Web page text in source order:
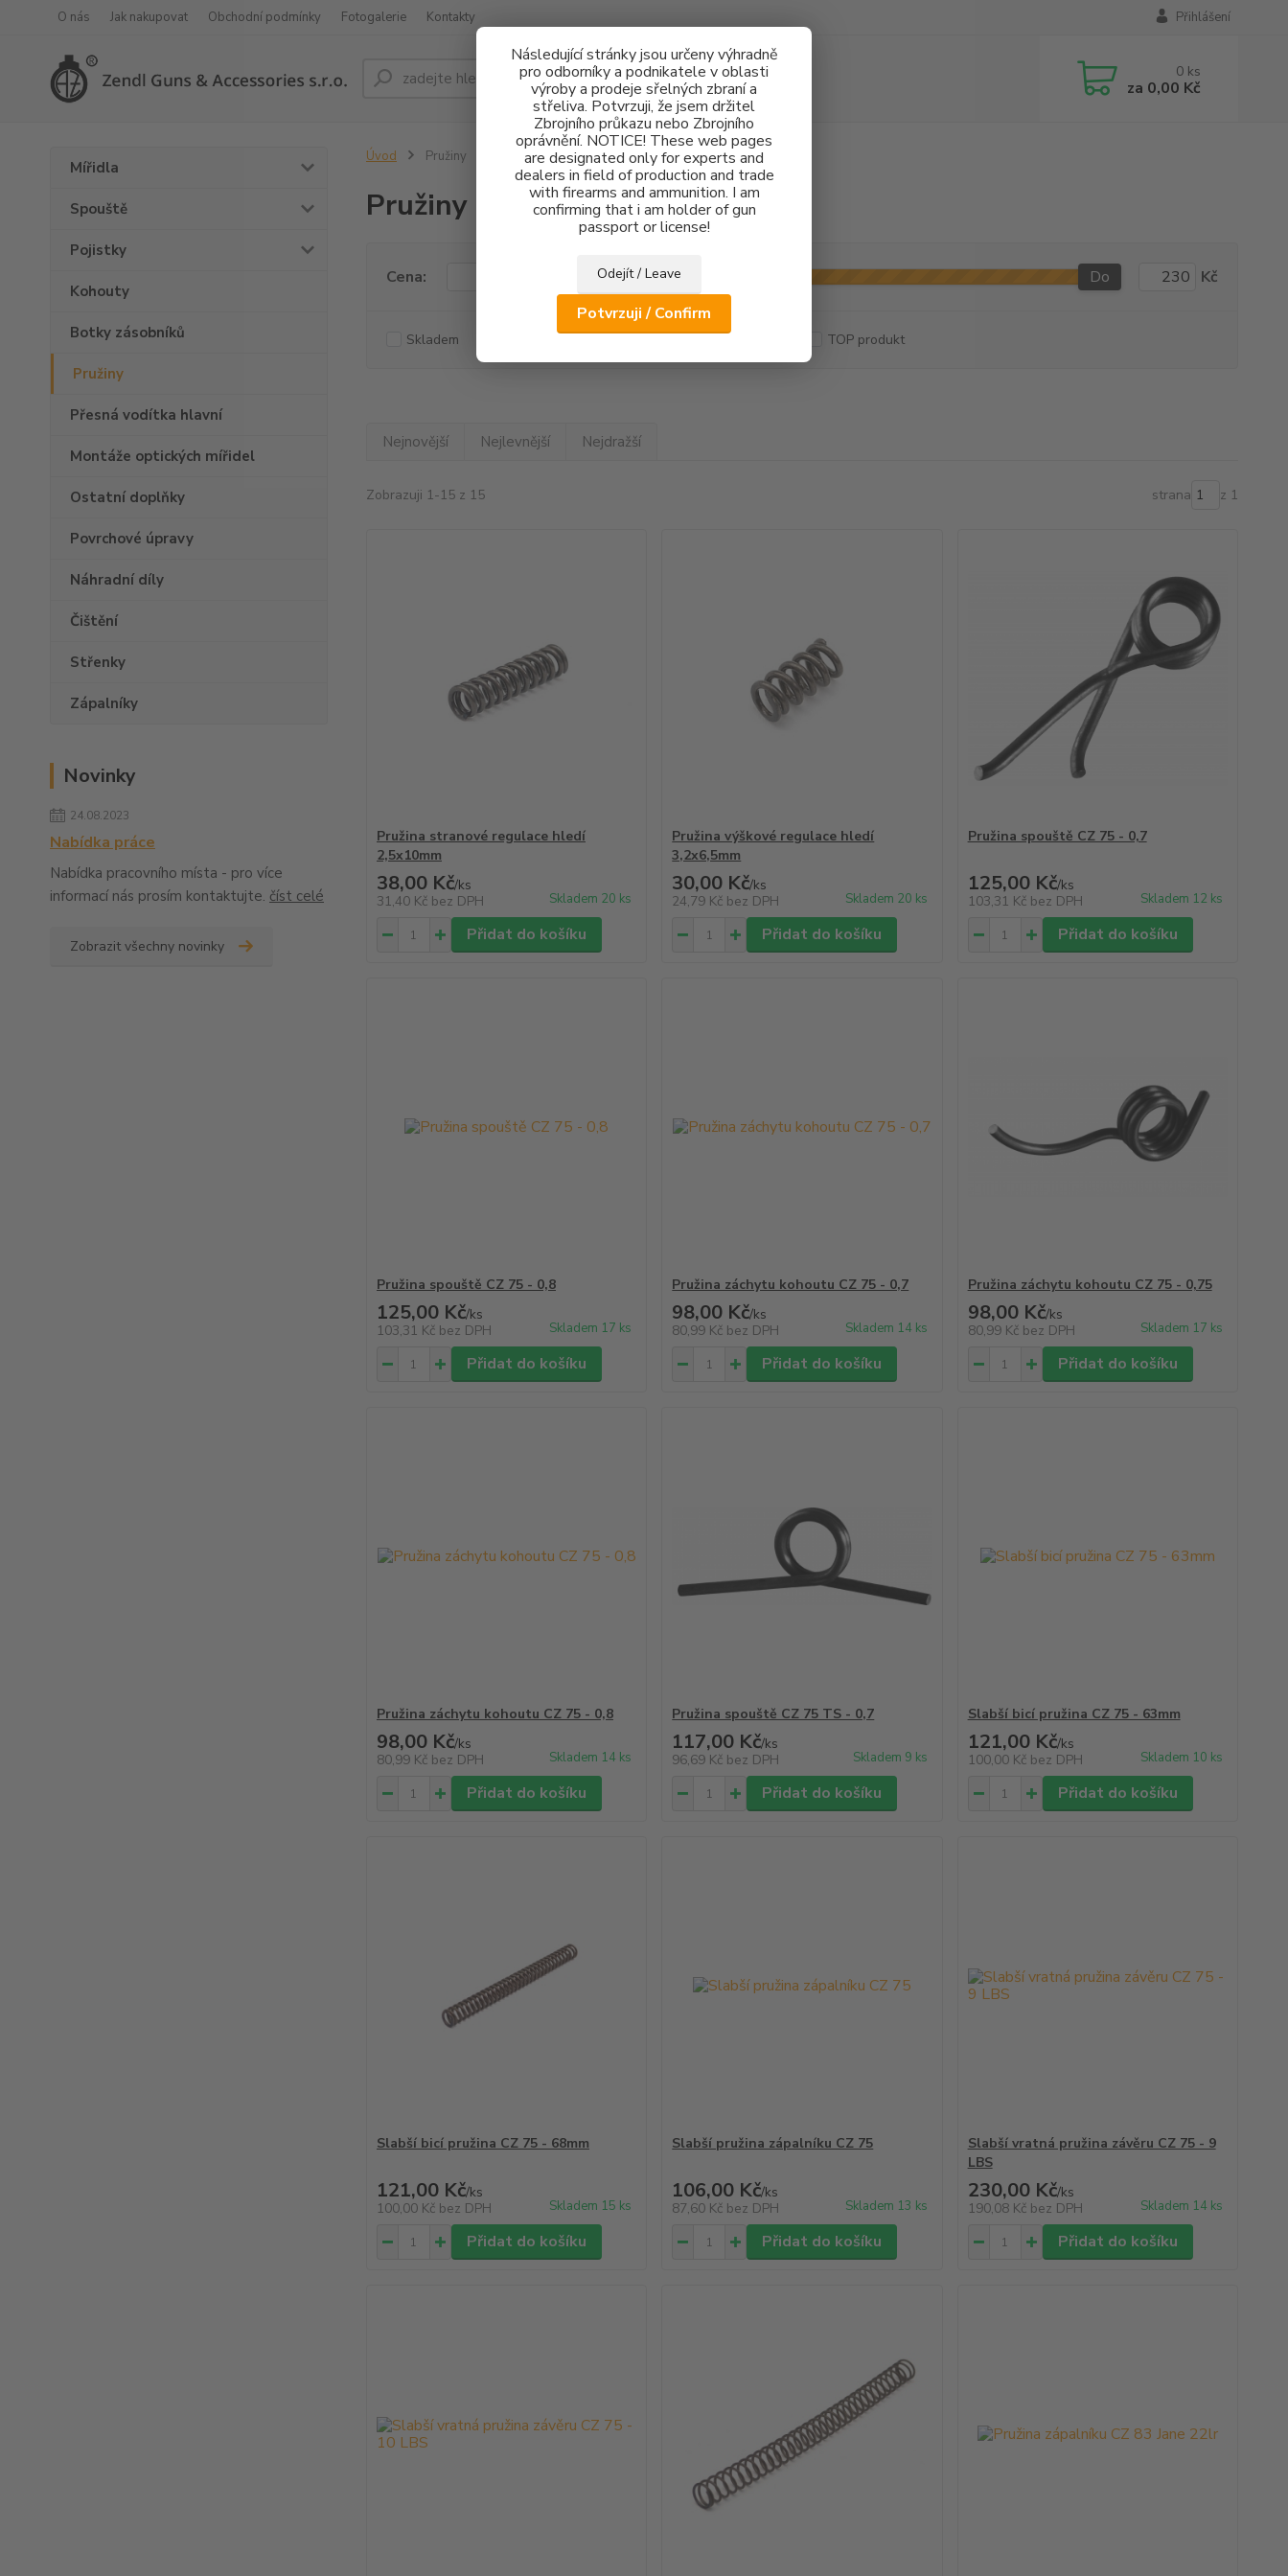
Následující stránky jsou určeny výhradně
pro odborníky a podnikatele v oblasti
výroby a prodeje sřelných zbraní a
střeliva. Potvrzuji, že jsem držitel
Zbrojního průkazu nebo Zbrojního
oprávnění. NOTICE! These web pages
are designated only for experts and
dealers in field of production and trade
with firearms and ammunition. I am
confirming that i am holder of gun
passport or license!
Odejít / Leave
Potvrzuji / Confirm
O nás Jak nakupovat Obchodní podmínky Fotogalerie Kontakty Přihlášení
Hledat 0 ks
za 0,00 Kč
Mířidla
Spouště
Pojistky
Kohouty
Botky zásobníků
Pružiny
Přesná vodítka hlavní
Montáže optických mířidel
Ostatní doplňky
Povrchové úpravy
Náhradní díly
Čištění
Střenky
Zápalníky
Novinky
24.08.2023
Nabídka práce
Nabídka pracovního místa - pro více
informací nás prosím kontaktujte. číst celé
Zobrazit všechny novinky
Úvod Pružiny
Pružiny
Cena: Do Kč
Skladem Akce Doprava ZDARMA TOP produkt
Nejnovější Nejlevnější Nejdražší
Zobrazuji 1-15 z 15 strana z 1
Pružina stranové regulace hledí
2,5x10mm
38,00 Kč/ks
31,40 Kč bez DPH Skladem 20 ks
Přidat do košíku
Pružina výškové regulace hledí
3,2x6,5mm
30,00 Kč/ks
24,79 Kč bez DPH Skladem 20 ks
Přidat do košíku
Pružina spouště CZ 75 - 0,7
125,00 Kč/ks
103,31 Kč bez DPH Skladem 12 ks
Přidat do košíku
Pružina spouště CZ 75 - 0,8
125,00 Kč/ks
103,31 Kč bez DPH Skladem 17 ks
Přidat do košíku
Pružina záchytu kohoutu CZ 75 - 0,7
98,00 Kč/ks
80,99 Kč bez DPH Skladem 14 ks
Přidat do košíku
Pružina záchytu kohoutu CZ 75 - 0,75
98,00 Kč/ks
80,99 Kč bez DPH Skladem 17 ks
Přidat do košíku
Pružina záchytu kohoutu CZ 75 - 0,8
98,00 Kč/ks
80,99 Kč bez DPH Skladem 14 ks
Přidat do košíku
Pružina spouště CZ 75 TS - 0,7
117,00 Kč/ks
96,69 Kč bez DPH Skladem 9 ks
Přidat do košíku
Slabší bicí pružina CZ 75 - 63mm
121,00 Kč/ks
100,00 Kč bez DPH Skladem 10 ks
Přidat do košíku
Slabší bicí pružina CZ 75 - 68mm
121,00 Kč/ks
100,00 Kč bez DPH Skladem 15 ks
Přidat do košíku
Slabší pružina zápalníku CZ 75
106,00 Kč/ks
87,60 Kč bez DPH Skladem 13 ks
Přidat do košíku
Slabší vratná pružina závěru CZ 75 - 9
LBS
230,00 Kč/ks
190,08 Kč bez DPH Skladem 14 ks
Přidat do košíku